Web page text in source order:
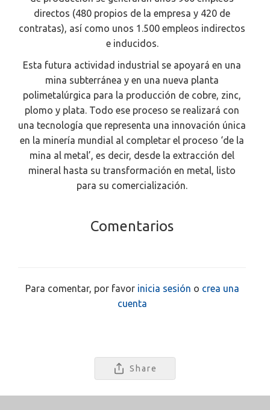
directos (480 propios de la empresa y 420 de
contratas), así como unos 1.500 empleos indirectos
e inducidos.
Esta futura actividad industrial se apoyará en una
mina subterránea y en una nueva planta
polimetalúrgica para la producción de cobre, zinc,
plomo y plata. Todo ese proceso se realizará con
una tecnología que representa una innovación única
en la minería mundial al completar el proceso ‘de la
mina al metal’, es decir, desde la extracción del
mineral hasta su transformación en metal, listo
para su comercialización.
Comentarios
Para comentar, por favor inicia sesión o crea una
cuenta
Share